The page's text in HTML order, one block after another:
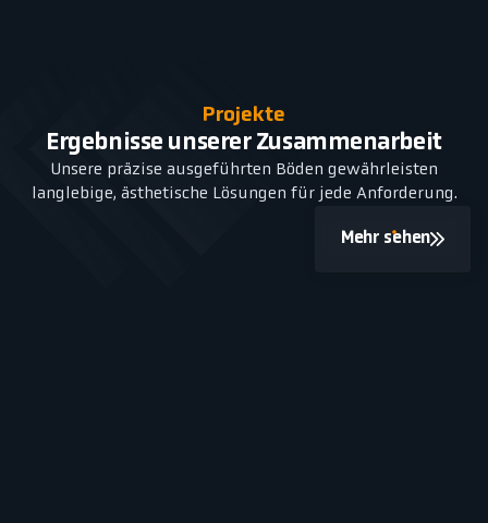
Projekte
Ergebnisse unserer Zusammenarbeit
Unsere präzise ausgeführten Böden gewährleisten
langlebige, ästhetische Lösungen für jede Anforderung.
Mehr sehen